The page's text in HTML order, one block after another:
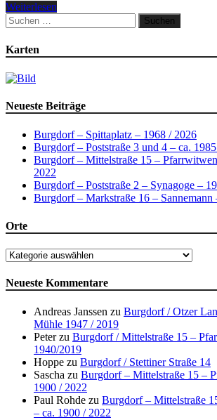
Weiterlesen
Suchen
nach:
Karten
Neueste Beiträge
Burgdorf – Spittaplatz – 1968 / 2026
Burgdorf – Poststraße 3 und 4 – ca.
Burgdorf – Mittelstraße 15 –
2022
Burgdorf – Poststraße 2 – Synagoge –
Burgdorf – Markstraße 16 – Sannemann
Orte
Orte
Neueste Kommentare
Andreas Janssen zu Burgdorf / Otzer
Mühle 1947 / 2019
Peterzu Burgdorf / Mittelstraße 15 –
1940/2019
Hoppe zu Burgdorf / Stettiner Straße 14
Sascha zu Burgdorf – Mittelstraße 15 –
1900 / 2022
Paul Rohde zu Burgdorf – Mittelstraße
– ca. 1900 / 2022